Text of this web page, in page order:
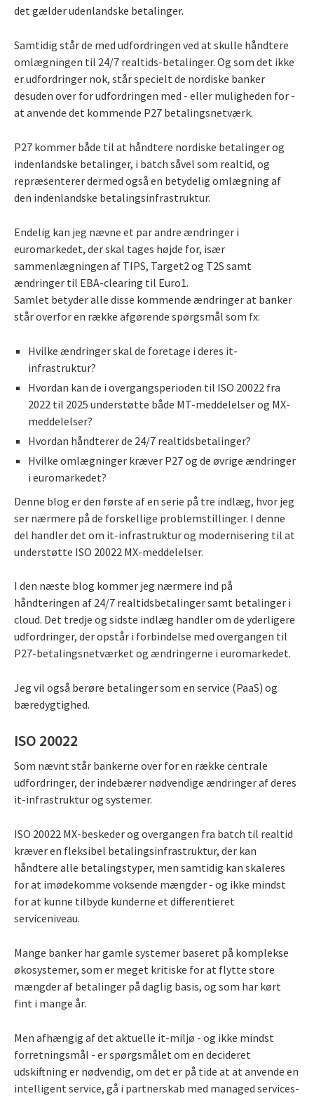
det gælder udenlandske betalinger.
Samtidig står de med udfordringen ved at skulle håndtere
omlægningen til 24/7 realtids-betalinger. Og som det ikke
er udfordringer nok, står specielt de nordiske banker
desuden over for udfordringen med - eller muligheden for -
at anvende det kommende P27 betalingsnetværk.
P27 kommer både til at håndtere nordiske betalinger og
indenlandske betalinger, i batch såvel som realtid, og
repræsenterer dermed også en betydelig omlægning af
den indenlandske betalingsinfrastruktur.
Endelig kan jeg nævne et par andre ændringer i
euromarkedet, der skal tages højde for, især
sammenlægningen af TIPS, Target2 og T2S samt
ændringer til EBA-clearing til Euro1.
Samlet betyder alle disse kommende ændringer at banker
står overfor en række afgørende spørgsmål som fx:
Hvilke ændringer skal de foretage i deres it-
infrastruktur?
Hvordan kan de i overgangsperioden til ISO 20022 fra
2022 til 2025 understøtte både MT-meddelelser og MX-
meddelelser?
Hvordan håndterer de 24/7 realtidsbetalinger?
Hvilke omlægninger kræver P27 og de øvrige ændringer
i euromarkedet?
Denne blog er den første af en serie på tre indlæg, hvor jeg
ser nærmere på de forskellige problemstillinger. I denne
del handler det om it-infrastruktur og modernisering til at
understøtte ISO 20022 MX-meddelelser.
I den næste blog kommer jeg nærmere ind på
håndteringen af 24/7 realtidsbetalinger samt betalinger i
cloud. Det tredje og sidste indlæg handler om de yderligere
udfordringer, der opstår i forbindelse med overgangen til
P27-betalingsnetværket og ændringerne i euromarkedet.
Jeg vil også berøre betalinger som en service (PaaS) og
bæredygtighed.
ISO 20022
Som nævnt står bankerne over for en række centrale
udfordringer, der indebærer nødvendige ændringer af deres
it-infrastruktur og systemer.
ISO 20022 MX-beskeder og overgangen fra batch til realtid
kræver en fleksibel betalingsinfrastruktur, der kan
håndtere alle betalingstyper, men samtidig kan skaleres
for at imødekomme voksende mængder - og ikke mindst
for at kunne tilbyde kunderne et differentieret
serviceniveau.
Mange banker har gamle systemer baseret på komplekse
økosystemer, som er meget kritiske for at flytte store
mængder af betalinger på daglig basis, og som har kørt
fint i mange år.
Men afhængig af det aktuelle it-miljø - og ikke mindst
forretningsmål - er spørgsmålet om en decideret
udskiftning er nødvendig, om det er på tide at at anvende en
intelligent service, gå i partnerskab med managed services-